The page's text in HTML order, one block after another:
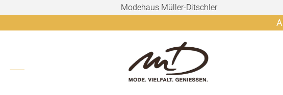
Modehaus Müller-Ditschler
Ab